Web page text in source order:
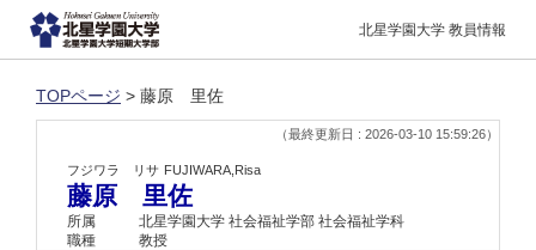
北星学園大学 教員情報
TOPページ > 藤原 里佐
（最終更新日 : 2026-03-10 15:59:26）
フジワラ リサ FUJIWARA,Risa
藤原 里佐
所属
北星学園大学 社会福祉学部 社会福祉学科
職種
教授